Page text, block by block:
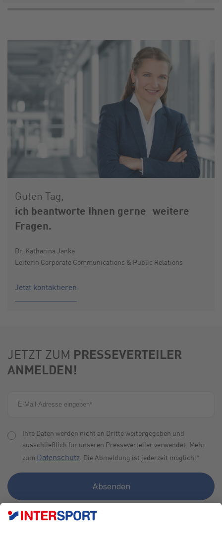
Guten Tag,
ich beantworte Ihnen gerne weitere
Fragen.
Dr. Katharina Janke
Leiterin Corporate Communications & Public Relations
Jetzt kontaktieren
JETZT ZUM PRESSEVERTEILER
ANMELDEN!
Ihre Daten werden nicht an Dritte weitergegeben und
ausschließlich für unseren Presseverteiler verwendet. Mehr
zum Datenschutz. Die Abmeldung ist jederzeit möglich.*